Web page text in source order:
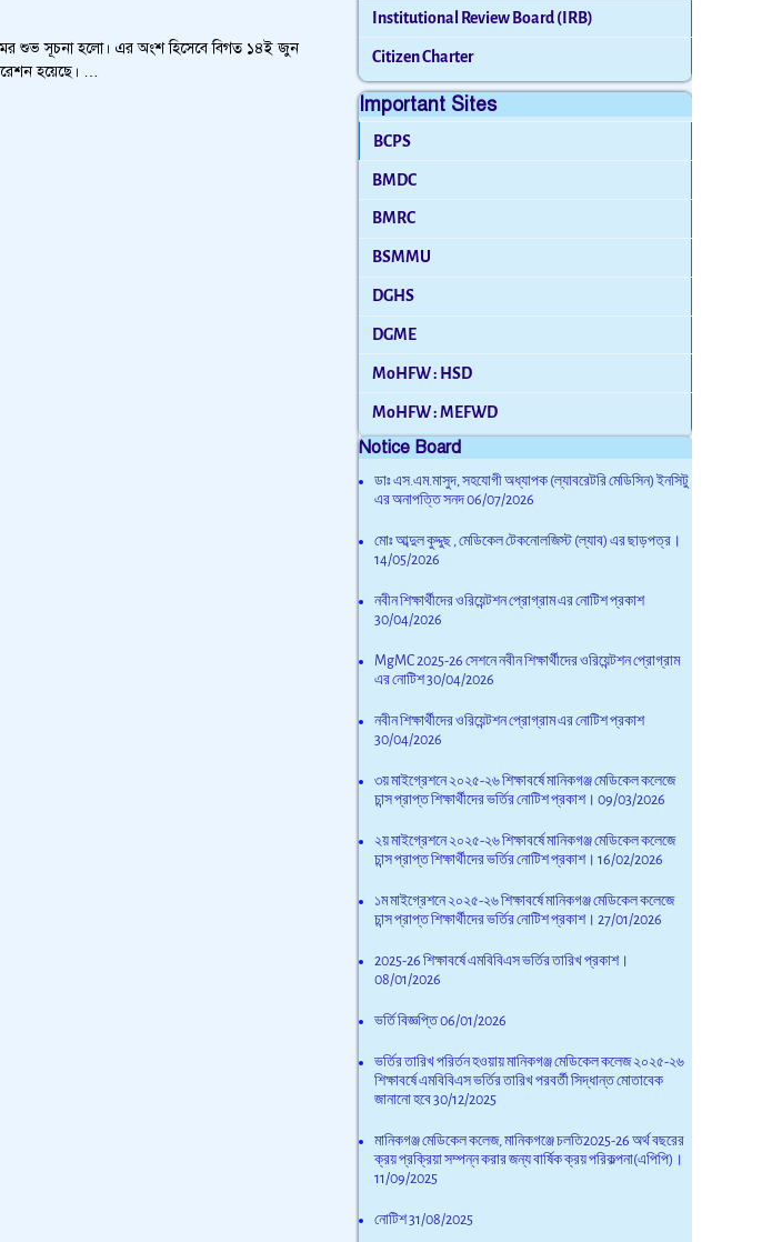
শুভ সূচনা হলো। এর অংশ হিসেবে বিগত ১৪ই জুন
হয়েছে। …
Institutional Review Board (IRB)
Citizen Charter
Important Sites
BCPS
BMDC
BMRC
BSMMU
DGHS
DGME
MoHFW : HSD
MoHFW : MEFWD
Notice Board
ডাঃ এস.এম.মাসুদ, সহযোগী অধ্যাপক (ল্যাবরেটরি মেডিসিন) ইনসিটু
এর অনাপত্তি সনদ06/07/2026
মোঃ আব্দুল কুদ্দুছ , মেডিকেল টেকনোলজিস্ট (ল্যাব) এর ছাড়পত্র।
14/05/2026
নবীন শিক্ষার্থীদের ওরিয়েন্টশন প্রোগ্রাম এর নোটিশ প্রকাশ
30/04/2026
MgMC 2025-26 সেশনে নবীন শিক্ষার্থীদের ওরিয়েন্টশন প্রোগ্রাম
এর নোটিশ30/04/2026
নবীন শিক্ষার্থীদের ওরিয়েন্টশন প্রোগ্রাম এর নোটিশ প্রকাশ
30/04/2026
৩য় মাইগ্রেশনে ২০২৫-২৬ শিক্ষাবর্ষে মানিকগঞ্জ মেডিকেল কলেজে
চান্স প্রাপ্ত শিক্ষার্থীদের ভর্তির নোটিশ প্রকাশ। 09/03/2026
২য় মাইগ্রেশনে ২০২৫-২৬ শিক্ষাবর্ষে মানিকগঞ্জ মেডিকেল কলেজে
চান্স প্রাপ্ত শিক্ষার্থীদের ভর্তির নোটিশ প্রকাশ। 16/02/2026
১ম মাইগ্রেশনে ২০২৫-২৬ শিক্ষাবর্ষে মানিকগঞ্জ মেডিকেল কলেজে
চান্স প্রাপ্ত শিক্ষার্থীদের ভর্তির নোটিশ প্রকাশ। 27/01/2026
2025-26 শিক্ষাবর্ষে এমবিবিএস ভর্তির তারিখ প্রকাশ।
08/01/2026
ভর্তি বিজ্ঞপ্তি06/01/2026
ভর্তির তারিখ পরির্তন হওয়ায় মানিকগঞ্জ মেডিকেল কলেজ ২০২৫-২৬
শিক্ষাবর্ষে এমবিবিএস ভর্তির তারিখ পরবর্তী সিদ্ধান্ত মোতাবেক
জানানো হবে30/12/2025
মানিকগঞ্জ মেডিকেল কলেজ, মানিকগঞ্জে চলতি2025-26 অর্থ বছরের
ক্রয় প্রক্রিয়া সম্পন্ন করার জন্য বার্ষিক ক্রয় পরিকল্পনা(এপিপি)।
11/09/2025
নোটিশ31/08/2025